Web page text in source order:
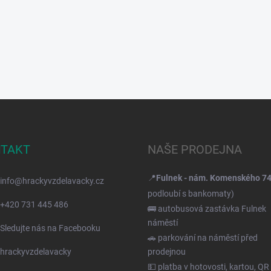
info@hrackyvzdelavacky.cz
+420 731 445 486
Sledujte nás na Facebooku
hrackyvzdelavacky
NAŠE PRODEJNA
📍Fulnek - nám. Komenského 74
podloubí s bankomaty)
🚌 autobusová zastávka Fulnek
náměstí
🚗 parkování na náměstí před
prodejnou
💵 platba v hotovosti, kartou, QR